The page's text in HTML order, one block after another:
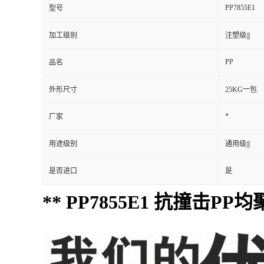
型号 PP7855E1
加工级别 注塑级|||
品名 PP
外形尺寸 25KG一包
厂家 *
用途级别 通用级|||
是否进口 是
** PP7855E1 抗撞击PP均